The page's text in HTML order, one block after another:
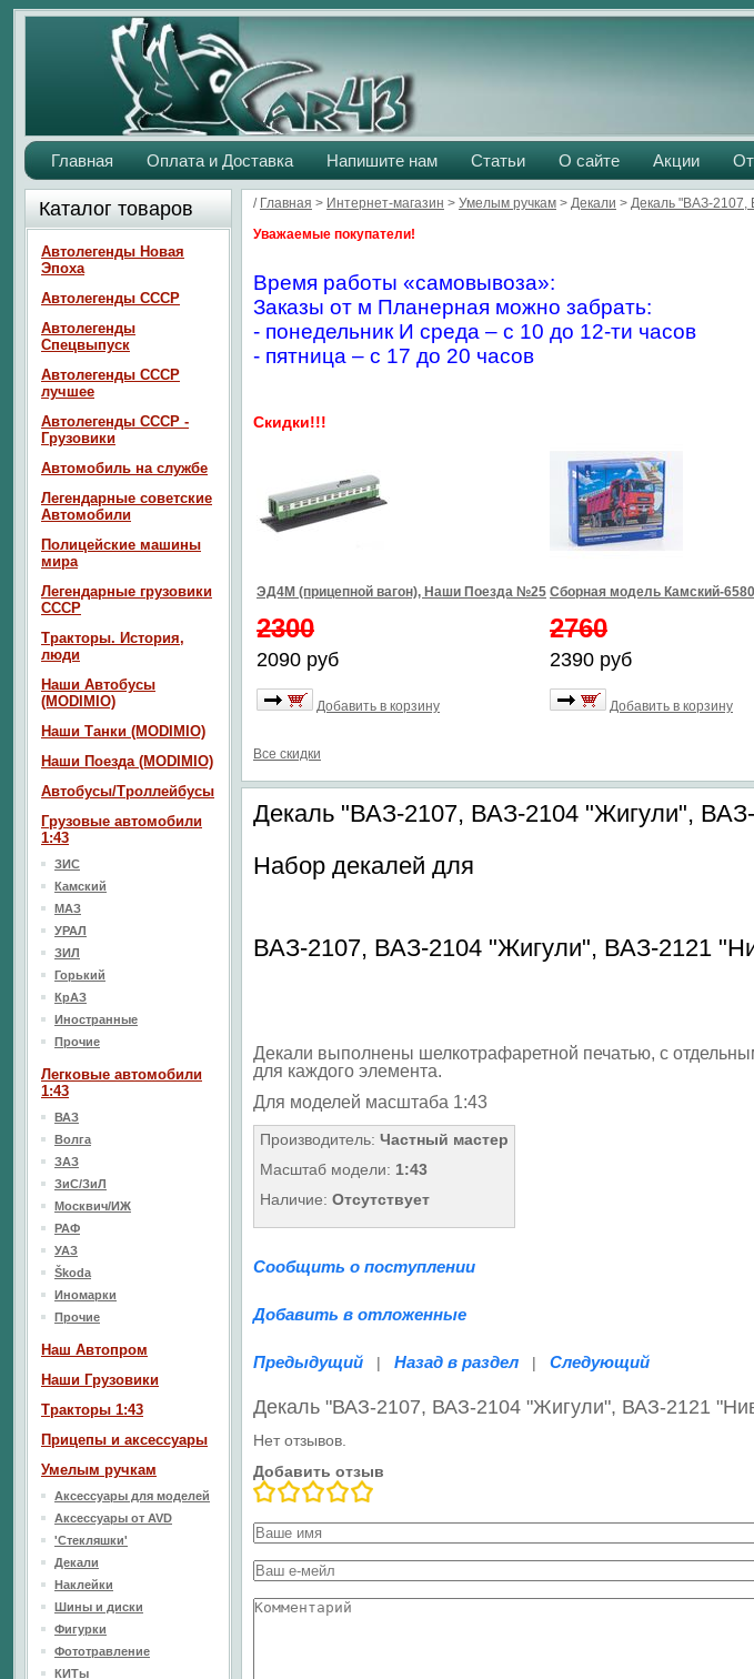
Главная Оплата и Доставка Напишите нам Статьи О сайте Акции
/ Главная > Интернет-магазин > Умелым ручкам > Декали > Декаль "ВАЗ-2107,
Уважаемые покупатели!
Время работы «самовывоза»:
Заказы от м Планерная можно забрать:
- понедельник И среда – с 10 до 12-ти часов
- пятница – с 17 до 20 часов
Скидки!!!
ЭД4М (прицепной вагон), Наши Поезда №25
2300
2090 руб
Добавить в корзину
Сборная модель Камский-
2760
2390 руб
Добавить в корзину
Все скидки
Декаль "ВАЗ-2107, ВАЗ-2104 "Жигули",
Набор декалей для
ВАЗ-2107, ВАЗ-2104 "Жигули", ВАЗ-2121
Декали выполнены шелкотрафаретной печатью, с
для каждого элемента.
Для моделей масштаба 1:43
Производитель: Частный мастер
Масштаб модели: 1:43
Наличие: Отсутствует
Сообщить о поступлении
Добавить в отложенные
Предыдущий | Назад в раздел | Следующий
Декаль "ВАЗ-2107, ВАЗ-2104 "Жигули", ВАЗ-2121
Нет отзывов.
Добавить отзыв
Каталог товаров
Автолегенды Новая
Эпоха
Автолегенды СССР
Автолегенды
Спецвыпуск
Автолегенды СССР
лучшее
Автолегенды СССР -
Грузовики
Автомобиль на службе
Легендарные советские
Автомобили
Полицейские машины
мира
Легендарные грузовики
СССР
Тракторы. История,
люди
Наши Автобусы
(MODIMIO)
Наши Танки (MODIMIO)
Наши Поезда (MODIMIO)
Автобусы/Троллейбусы
Грузовые автомобили
1:43
ЗИС
Камский
МАЗ
УРАЛ
ЗИЛ
Горький
КрАЗ
Иностранные
Прочие
Легковые автомобили
1:43
ВАЗ
Волга
ЗАЗ
ЗиС/ЗиЛ
Москвич/ИЖ
РАФ
УАЗ
Škoda
Иномарки
Прочие
Наш Aвтопром
Наши Грузовики
Тракторы 1:43
Прицепы и аксессуары
Умелым ручкам
Аксессуары для моделей
Аксессуары от AVD
'Стекляшки'
Декали
Наклейки
Шины и диски
Фигурки
Фототравление
КИТы